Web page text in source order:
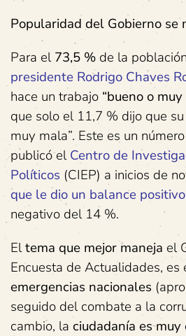
Popularidad del Gobierno se
Para el73,5 % de la
presidente Rodrigo Chaves
hace un trabajo “bueno o muy
que solo el 11,7 % dijo que
muy mala”. Este es un
publicó elCentro de
Políticos (CIEP) a inicios de
que le dio un balance positivo
negativo del 14 %.
Eltema que mejor maneja el
Encuesta de Actualidades, es
emergencias nacionales
seguido del combate a la
cambio, la ciudadanía es muy